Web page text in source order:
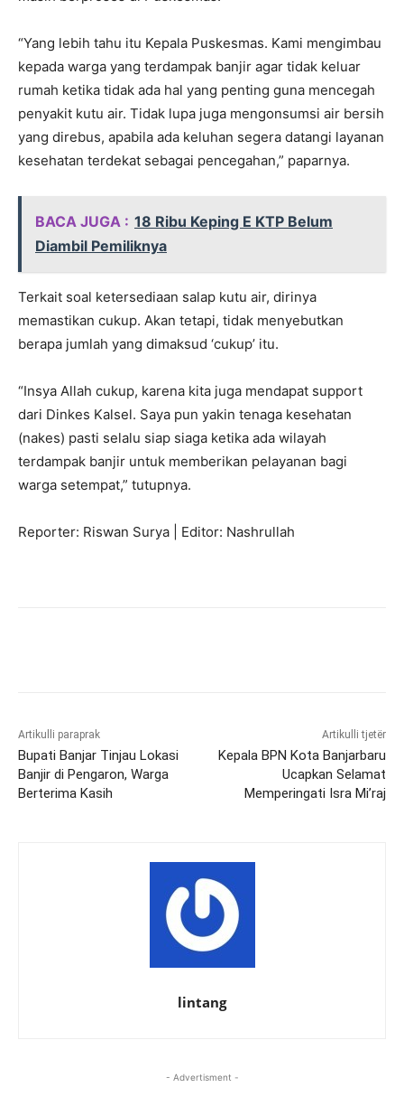
“Yang lebih tahu itu Kepala Puskesmas. Kami mengimbau
kepada warga yang terdampak banjir agar tidak keluar
rumah ketika tidak ada hal yang penting guna mencegah
penyakit kutu air. Tidak lupa juga mengonsumsi air bersih
yang direbus, apabila ada keluhan segera datangi layanan
kesehatan terdekat sebagai pencegahan,” paparnya.
BACA JUGA : 18 Ribu Keping E KTP Belum
Diambil Pemiliknya
Terkait soal ketersediaan salap kutu air, dirinya
memastikan cukup. Akan tetapi, tidak menyebutkan
berapa jumlah yang dimaksud ‘cukup’ itu.
“Insya Allah cukup, karena kita juga mendapat support
dari Dinkes Kalsel. Saya pun yakin tenaga kesehatan
(nakes) pasti selalu siap siaga ketika ada wilayah
terdampak banjir untuk memberikan pelayanan bagi
warga setempat,” tutupnya.
Reporter: Riswan Surya | Editor: Nashrullah
Artikulli paraprak
Bupati Banjar Tinjau Lokasi
Banjir di Pengaron, Warga
Berterima Kasih
Artikulli tjetër
Kepala BPN Kota Banjarbaru
Ucapkan Selamat
Memperingati Isra Mi’raj
lintang
- Advertisment -